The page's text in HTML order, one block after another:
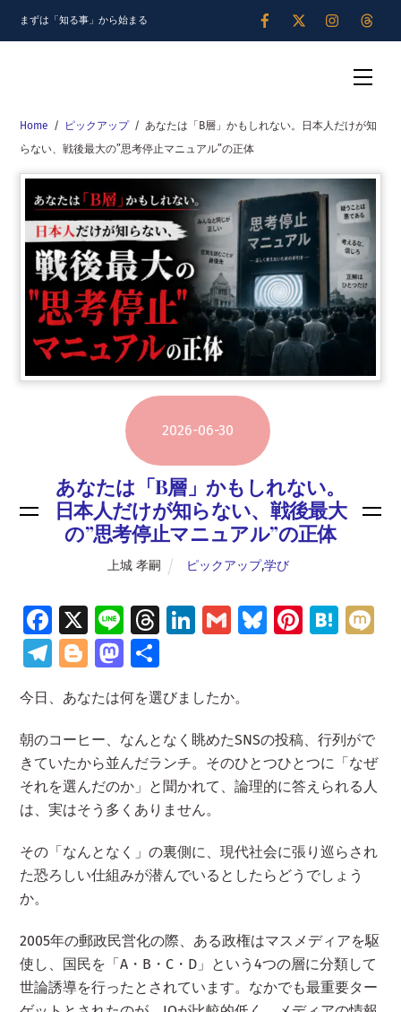
まずは「知る事」から始まる
Home / ピックアップ / あなたは「B層」かもしれない。日本人だけが知
らない、戦後最大の”思考停止マニュアル”の正体
2026-06-30
あなたは「B層」かもしれない。
日本人だけが知らない、戦後最大
の”思考停止マニュアル”の正体
上城 孝嗣 ピックアップ,学び
Fa
ce
b
o
o
k
X
Li
n
e
T
a
d
s
Li
e
dI
n
G
l
Bl
Pi
t
H
a
Te
gr
a
m
Bl
g
g
er
M
as
to
d
o
n
有
今日、あなたは何を選びましたか。
朝のコーヒー、なんとなく眺めたSNSの投稿、行列がで
きていたから並んだランチ。そのひとつひとつに「なぜ
それを選んだのか」と聞かれて、論理的に答えられる人
は、実はそう多くありません。
その「なんとなく」の裏側に、現代社会に張り巡らされ
た恐ろしい仕組みが潜んでいるとしたらどうでしょう
か。
2005年の郵政民営化の際、ある政権はマスメディアを駆
使し、国民を「A・B・C・D」という4つの層に分類して
世論誘導を行ったとされています。なかでも最重要ター